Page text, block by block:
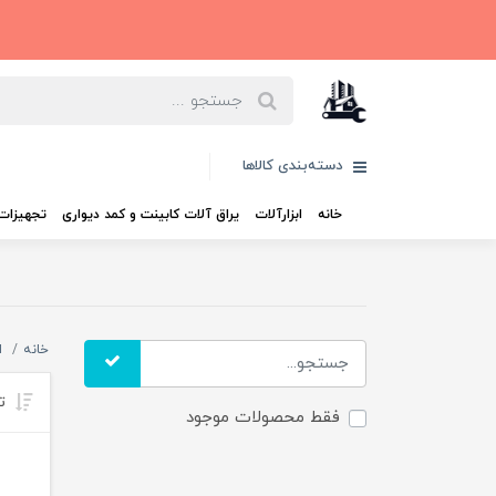
دسته‌بندی کالاها
خانه ابزارآلات یراق آلات کابینت و کمد دیواری
فقط محصولات موجود
خانه